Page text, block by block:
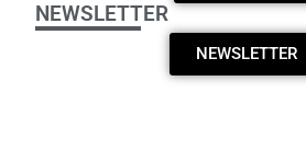
NEWSLETTER
NEWSLETTER